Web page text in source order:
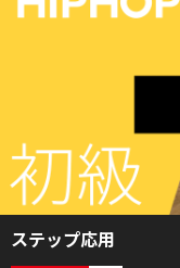
ステップ応用